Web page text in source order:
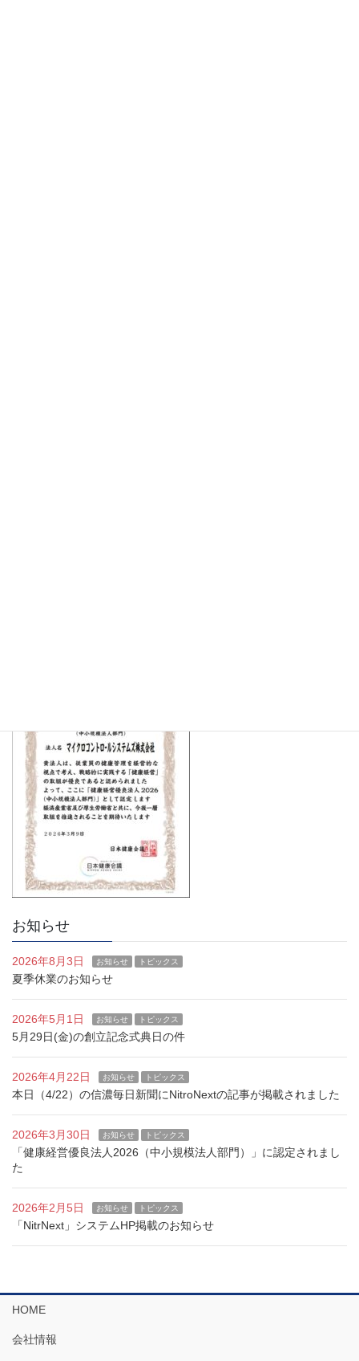
お知らせ
2026年8月3日 お知らせ トピックス
夏季休業のお知らせ
2026年5月1日 お知らせ トピックス
5月29日(金)の創立記念式典日の件
2026年4月22日 お知らせ トピックス
本日（4/22）の信濃毎日新聞にNitroNextの記事が掲載されました
2026年3月30日 お知らせ トピックス
「健康経営優良法人2026（中小規模法人部門）」に認定されまし
た
2026年2月5日 お知らせ トピックス
「NitrNext」システムHP掲載のお知らせ
HOME
会社情報